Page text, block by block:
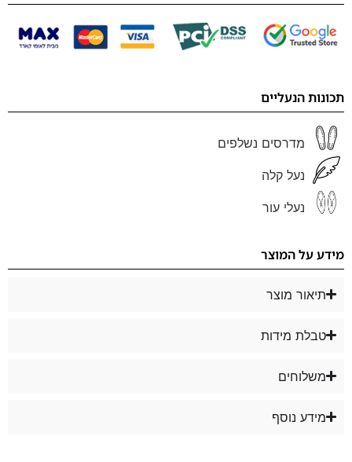
תכונות הנעליים
מדרסים נשלפים
נעל קלה
נעלי עור
מידע על המוצר
תיאור מוצר
טבלת מידות
משלוחים
מידע נוסף